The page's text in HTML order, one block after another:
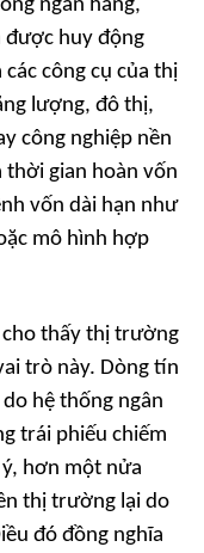
ngân hàng,
được huy động
công cụ của thị
lượng, đô thị,
công nghiệp nền
gian hoàn vốn
vốn dài hạn như
mô hình hợp
cho thấy thị trường
trò này. Dòng tín
hệ thống ngân
trái phiếu chiếm
hơn một nửa
thị trường lại do
đó đồng nghĩa